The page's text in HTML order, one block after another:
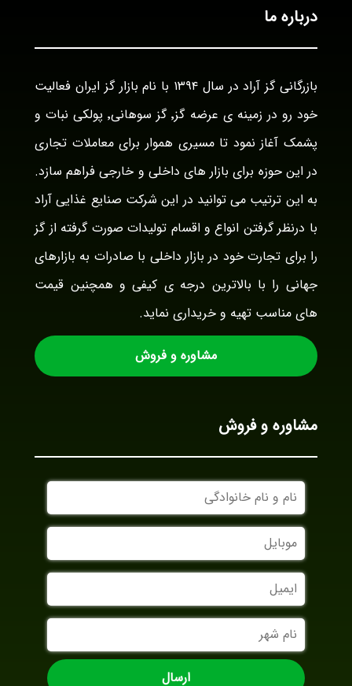
درباره ما
بازرگانی گز آراد در سال ۱۳۹۴ با نام بازار گز ایران فعالیت
خود رو در زمینه ی عرضه گز٬ گز سوهانی٬ پولکی نبات و
پشمک آغاز نمود تا مسیری هموار برای معاملات تجاری
در این حوزه برای بازار های داخلی و خارجی فراهم سازد.
به این ترتیب می توانید در این شرکت صنایع غذایی آراد
با درنظر گرفتن انواع و اقسام تولیدات صورت گرفته از گز
را برای تجارت خود در بازار داخلی با صادرات به بازارهای
جهانی را با بالاترین درجه ی کیفی و همچنین قیمت
های مناسب تهیه و خریداری نماید.
مشاوره و فروش
مشاوره و فروش
نام
و
نام
خانوادگی
موبایل
ایمیل
نام
شهر